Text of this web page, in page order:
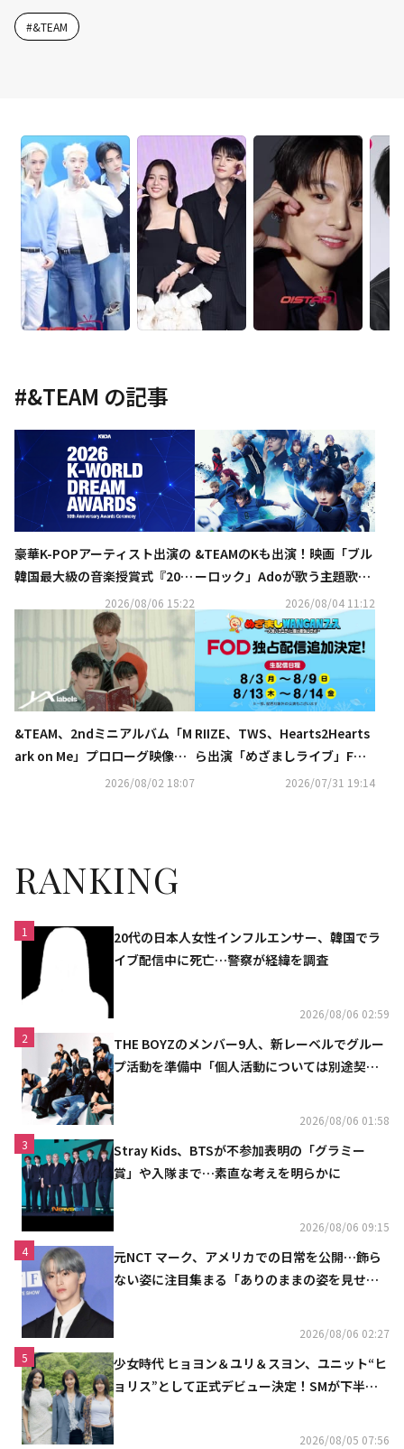
#&TEAM
#&TEAM の記事
豪華K-POPアーティスト出演の
韓国最大級の音楽授賞式『2026
K-WORLD DREAM AWARDS』8
月27日にU-NEXTが日本独占で
見放題ライブ配信
2026/08/06 15:22
&TEAMのKも出演！映画「ブル
ーロック」Adoが歌う主題歌
「モンストロ」スペシャルコラ
ボPV解禁
2026/08/04 11:12
&TEAM、2ndミニアルバム「M
ark on Me」プロローグ映像を
2026/08/02 18:07
RIIZE、TWS、Hearts2Hearts
ら出演「めざましライブ」FOD
2026/07/31 19:14
RANKING
1
20代の日本人女性インフルエンサー、韓国でラ
イブ配信中に死亡…警察が経緯を調査
2026/08/06 02:59
2
THE BOYZのメンバー9人、新レーベルでグルー
プ活動を準備中「個人活動については別途契約
2026/08/06 01:58
3
Stray Kids、BTSが不参加表明の「グラミー
賞」や入隊まで…素直な考えを明らかに
2026/08/06 09:15
4
元NCT マーク、アメリカでの日常を公開…飾ら
ない姿に注目集まる「ありのままの姿を見せた
2026/08/06 02:27
5
少女時代 ヒョヨン＆ユリ＆スヨン、ユニット“ヒ
ョリス”として正式デビュー決定！SMが下半期
2026/08/05 07:56